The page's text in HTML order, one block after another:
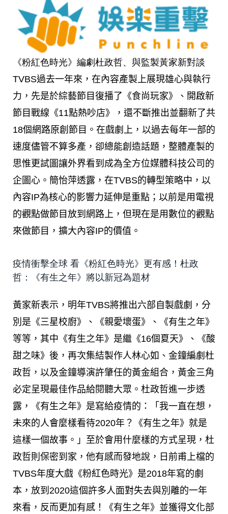
《粉紅色時光》編劇杜政哲、與監製黃家新對談
TVBS過去一年來，在內容產製上展現雄心與執行
力，先是於綜藝節目復播了《食尚玩家》、開啟新
節目戰線《11點熱吵店》，還不斷推出並翻新了共
18個網路原創節目。在戲劇上，以過去每年一部的
速度儘管不算多產，卻總能創造話題，整體產製的
思惟更試圖讓外界看到成為全方位媒體科技公司的
企圖心。簡怡萍透露，在TVBS的轉型策略中，以
內容IP為核心的影響力延伸是重點；以前是用電視
的觀點做節目放到網路上，但現在是用數位的觀點
來做節目，擴大內容IP的價值。
疫情衝擊全球 看《粉紅色時光》更有感！杜政
哲：《有生之年》將以新冠為題材
黃家新表示，明年TVBS將推出六部自製戲劇，分
別是《三星校廚》、《親愛壞蛋》、《有生之年》
等等，其中《有生之年》是繼《16個夏天》、《酸
甜之味》後，再次集結製作人林心如、金鐘編劇杜
政哲，以及金鐘導演許肇任的黃金組合，黃金三角
必定呈現最佳作品給閱聽大眾。杜政哲進一步透
露，《有生之年》是寫給疫情的：「我一直在想，
未來的人會麼樣看待2020年？《有生之年》就是
這樣一個故事。」至於會用什麼樣的方式呈現，杜
政哲則保密到家，他有感而發地說，日前甫上檔的
TVBS年度大戲《粉紅色時光》是2018年寫的劇
本，放到2020這個許多人面對失去與別離的一年
來看，反而更加有感！《有生之年》並獲得文化部